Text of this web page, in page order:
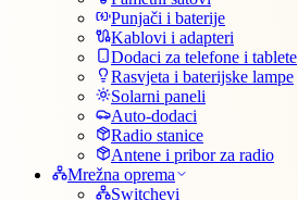
Punjači i baterije
Kablovi i adapteri
Dodaci za telefone i tablete
Rasvjeta i baterijske lampe
Solarni paneli
Auto-dodaci
Radio stanice
Antene i pribor za radio
Mrežna oprema
Switchevi